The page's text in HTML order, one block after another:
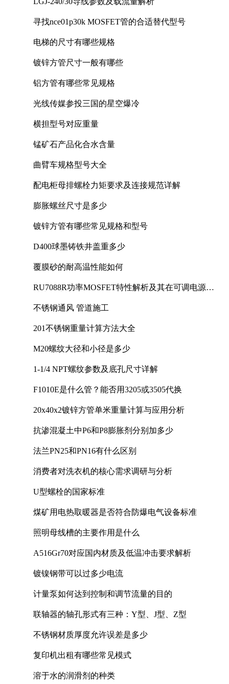
寻找nce01p30k MOSFET管的合适替代型号
电梯的尺寸有哪些规格
镀锌方管尺寸一般有哪些
铝方管有哪些常见规格
光线传媒参投三国的星空爆冷
横担型号对应重量
锰矿石产品化合水含量
曲臂车规格型号大全
配电柜母排螺栓力矩要求及连接规范详解
膨胀螺丝尺寸是多少
镀锌方管有哪些常见规格和型号
D400球墨铸铁井盖重多少
覆膜砂的耐高温性能如何
RU7088R功率MOSFET特性解析及其在可调电源设
不锈钢通风 管道施工
201不锈钢重量计算方法大全
M20螺纹大径和小径是多少
1-1/4 NPT螺纹参数及底孔尺寸详解
F1010E是什么管？能否用3205或3505代换
20x40x2镀锌方管单米重量计算与应用分析
抗渗混凝土中P6和P8膨胀剂分别加多少
法兰PN25和PN16有什么区别
消费者对洗衣机的核心需求调研与分析
U型螺栓的国家标准
煤矿用电热取暖器是否符合防爆电气设备标准
照明母线槽的主要作用是什么
A516Gr70对应国内材质及低温冲击要求解析
镀镍钢带可以过多少电流
计量泵如何达到控制和调节流量的目的
联轴器的轴孔形式有三种：Y型、J型、Z型
不锈钢材质厚度允许误差是多少
复印机出租有哪些常见模式
溶于水的润滑剂的种类